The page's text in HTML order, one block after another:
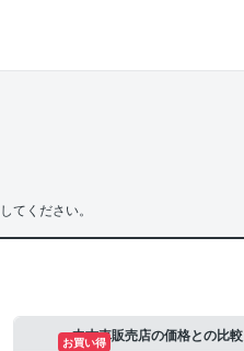
てください。
中古車販売店の価格との比較
お買い得